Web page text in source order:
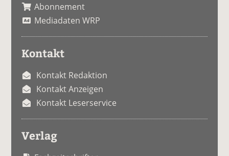
Abonnement
Mediadaten WRP
Kontakt
Kontakt Redaktion
Kontakt Anzeigen
Kontakt Leserservice
Verlag